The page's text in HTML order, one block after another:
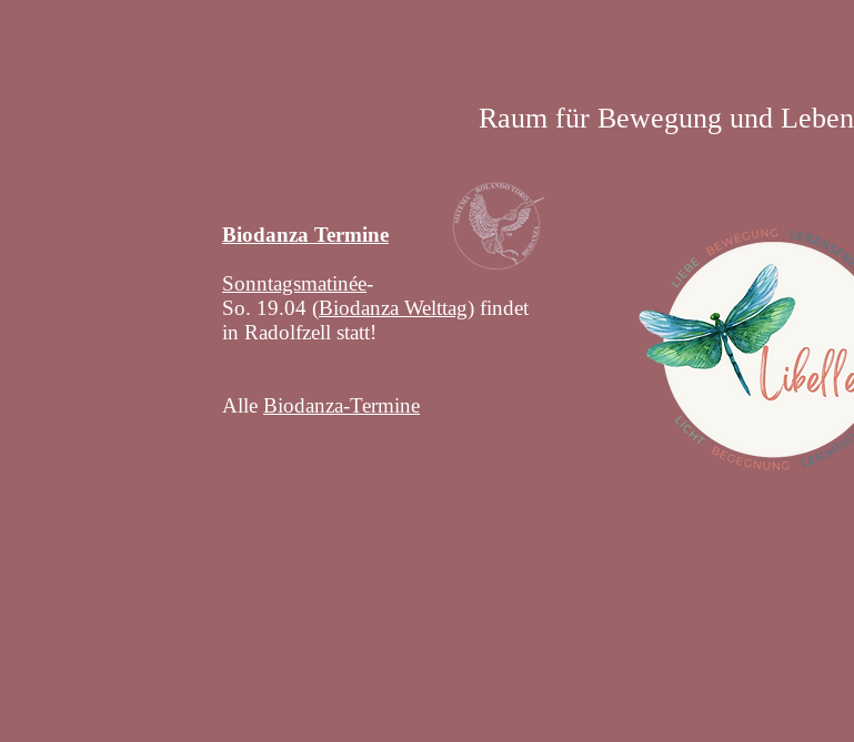
Raum für Bewegung und
Biodanza Termine
Sonntagsmatinée-
So. 19.04 (Biodanza Welttag) findet
in Radolfzell statt!
Alle Biodanza-Termine